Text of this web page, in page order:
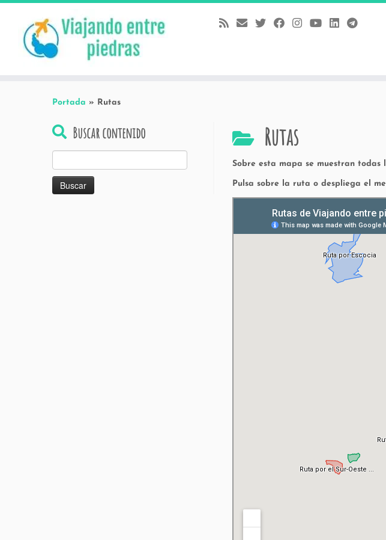
Skip
content
Portada » Rutas
Buscar contenido Rutas
Sobre esta mapa se muestran todas
Pulsa sobre la ruta o despliega el